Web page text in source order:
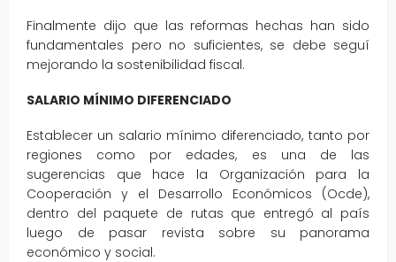
Finalmente dijo que las reformas hechas han sido
fundamentales pero no suficientes, se debe seguí
mejorando la sostenibilidad fiscal.
SALARIO MÍNIMO DIFERENCIADO
Establecer un salario mínimo diferenciado, tanto por
regiones como por edades, es una de las
sugerencias que hace la Organización para la
Cooperación y el Desarrollo Económicos (Ocde),
dentro del paquete de rutas que entregó al país
luego de pasar revista sobre su panorama
económico y social.